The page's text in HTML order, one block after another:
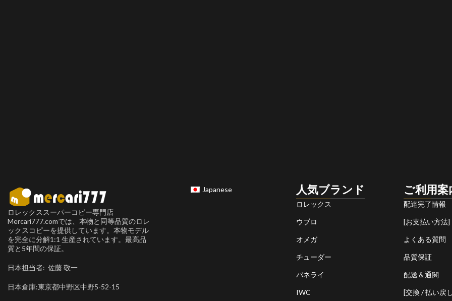
ロレックススーパーコピー専門店
Mercari777.comでは、本物と同等品質のロレ
ックスコピーを提供しています。本物モデル
を完全に分解1:1 生産されています。最高品
質と5年間の保証。
日本担当者: 佐藤 敬一
日本倉庫:東京都中野区中野5-52-15
Japanese 人気ブランド
ロレックス
ウブロ
オメガ
チューダー
パネライ
IWC
ご利用案
配達完了情報
[お支払い方法]
よくある質問
品質保証
配送＆通関
[交換 / 払い戻